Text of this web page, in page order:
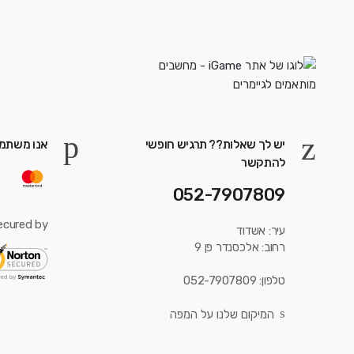
יש לך שאלות?? תרגיש חופשי
להתקשר
052-7907809
עיר: אשדוד
רחוב: אלכסנדר פן 9
טלפון: 052-7907809
המיקום שלנו על המפה
אנו
by: